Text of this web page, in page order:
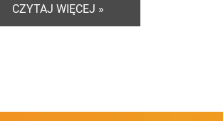
CZYTAJ WIĘCEJ »